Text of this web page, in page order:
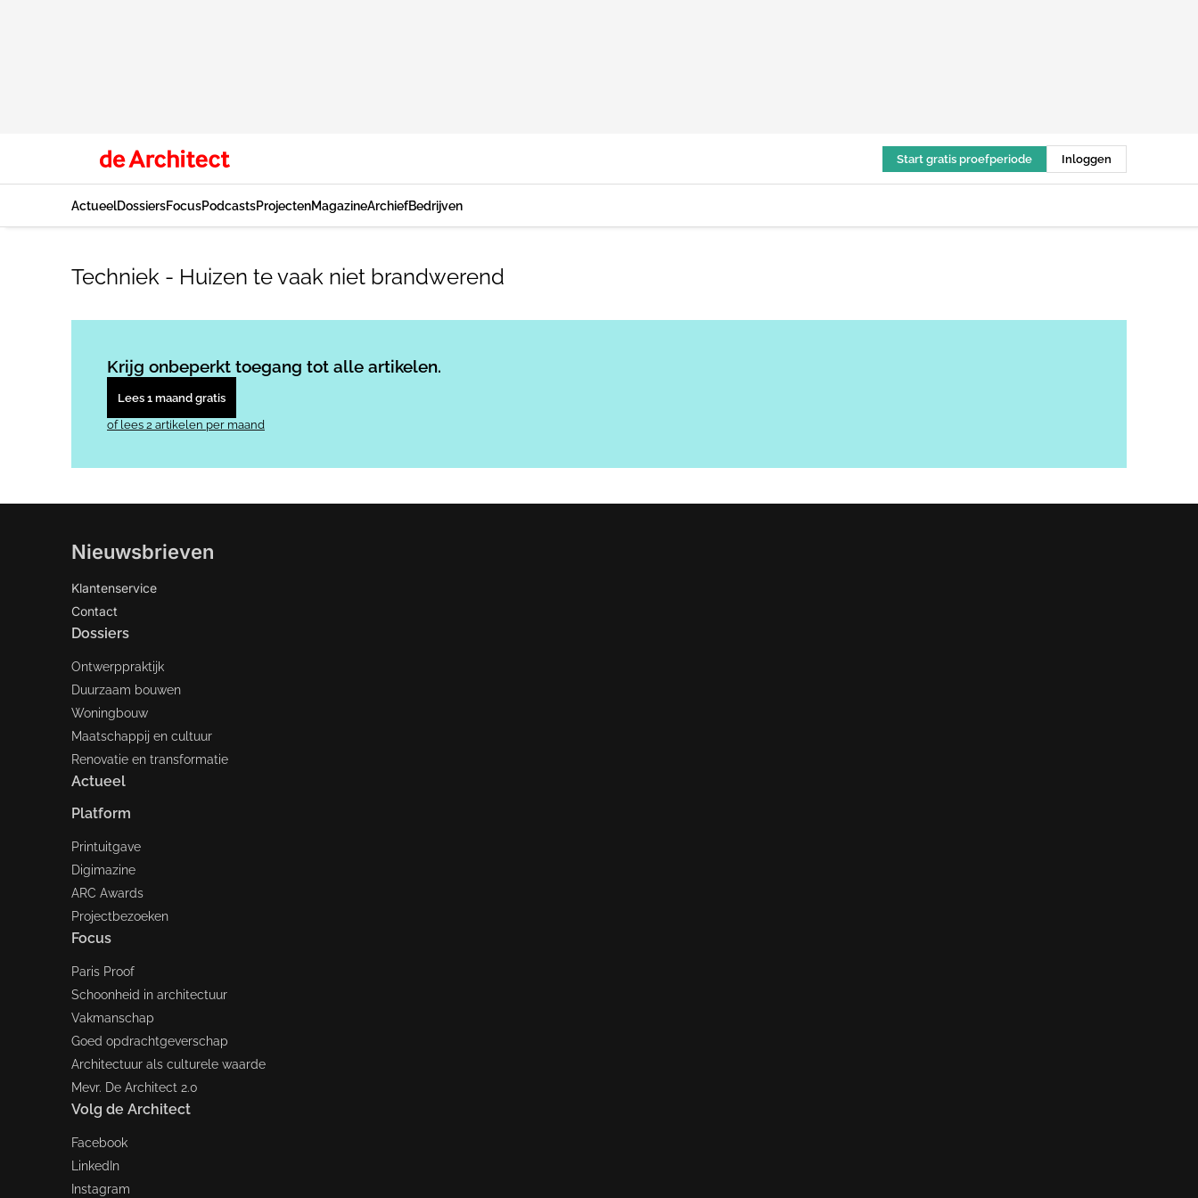
Start gratis proefperiode Inloggen
ActueelDossiersFocusPodcastsProjectenMagazineArchiefBedrijven
Techniek - Huizen te vaak niet brandwerend
Krijg onbeperkt toegang tot alle artikelen.
Lees 1 maand gratis
of lees 2 artikelen per maand
Nieuwsbrieven
Klantenservice
Contact
Dossiers
Ontwerppraktijk
Duurzaam bouwen
Woningbouw
Maatschappij en cultuur
Renovatie en transformatie
Actueel
Platform
Printuitgave
Digimazine
ARC Awards
Projectbezoeken
Focus
Paris Proof
Schoonheid in architectuur
Vakmanschap
Goed opdrachtgeverschap
Architectuur als culturele waarde
Mevr. De Architect 2.0
Volg de Architect
Facebook
LinkedIn
Instagram